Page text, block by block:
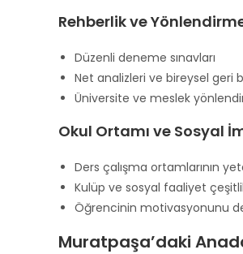
Rehberlik ve
Düzenli deneme sınavları
Net analizleri ve bireysel geri
Üniversite ve meslek
Okul Ortamı ve Sosyal
Ders çalışma ortamlarının
Kulüp ve sosyal faaliyet
Öğrencinin motivasyonunu
Muratpaşa’daki